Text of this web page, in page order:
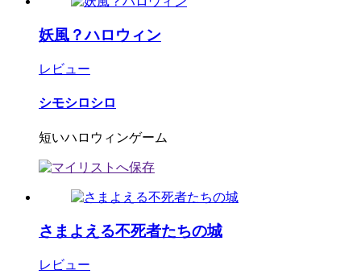
妖風？ハロウィン
レビュー
シモシロシロ
短いハロウィンゲーム
さまよえる不死者たちの城
レビュー